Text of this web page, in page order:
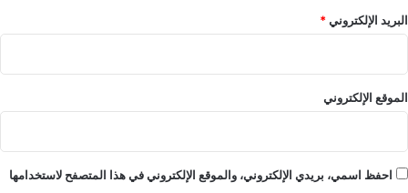
البريد الإلكتروني*
الموقع الإلكتروني
احفظ اسمي، بريدي الإلكتروني، والموقع الإلكتروني في هذا المتصفح لاستخدامها